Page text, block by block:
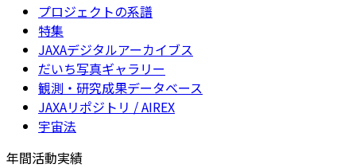
プロジェクトの系譜
特集
JAXAデジタルアーカイブス
だいち写真ギャラリー
観測・研究成果データベース
JAXAリポジトリ / AIREX
宇宙法
年間活動実績